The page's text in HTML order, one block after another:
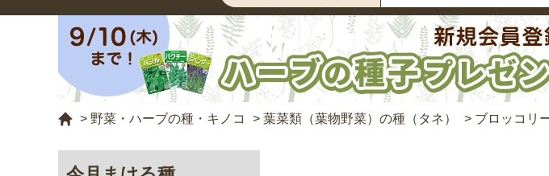
> 野菜・ハーブの種・キノコ > 葉菜類（葉物野菜）の種（タネ） > ブロッコリ